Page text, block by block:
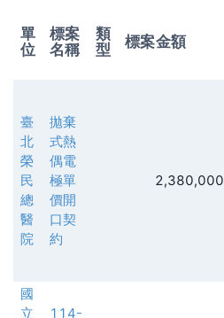
單
位
標案
名稱
類
型
標案金額
臺
北
榮
民
總
醫
院
拋棄
式熱
偶電
極單
價開
口契
約
2,380,000
國
立
114-